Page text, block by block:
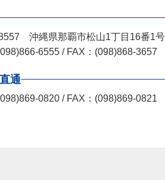
沖縄県那覇市松山1丁目16番1号
6555 / FAX：(098)868-3657
通
0820 / FAX：(098)869-0821